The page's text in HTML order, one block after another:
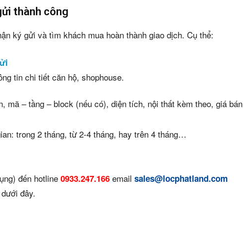
Phiên bản cập nhật V3
Cho thuê
thành công
ký gửi và tìm khách mua hoàn thành giao dịch. Cụ thể:
tin chi tiết căn hộ, shophouse.
mã – tầng – block (nếu có), diện tích, nội thất kèm theo, giá bán
trong 2 tháng, từ 2-4 tháng, hay trên 4 tháng…
đến hotline 0933.247.166 email sales@locphatland.com
đây.